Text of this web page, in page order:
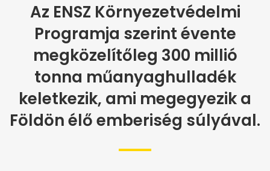
Az ENSZ Környezetvédelmi
Programja szerint évente
megközelítőleg 300 millió
tonna műanyaghulladék
keletkezik, ami megegyezik a
Földön élő emberiség súlyával.